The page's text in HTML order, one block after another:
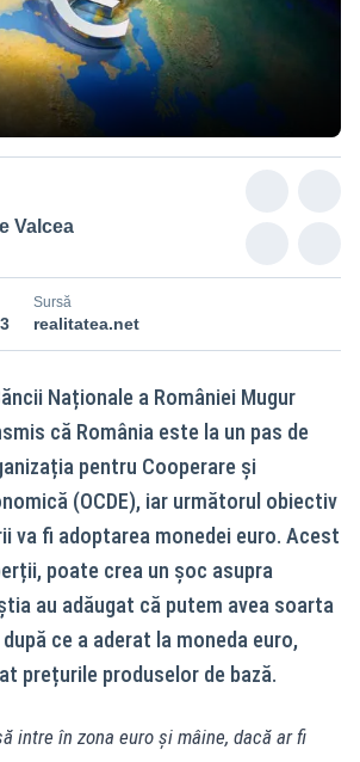
Valcea
Sursă
realitatea.net
Naționale a României Mugur
că România este la un pas de
pentru Cooperare și
(OCDE), iar următorul obiectiv
va fi adoptarea monedei euro. Acest
poate crea un șoc asupra
au adăugat că putem avea soarta
ce a aderat la moneda euro,
prețurile produselor de bază.
intre în zona euro și mâine, dacă ar fi